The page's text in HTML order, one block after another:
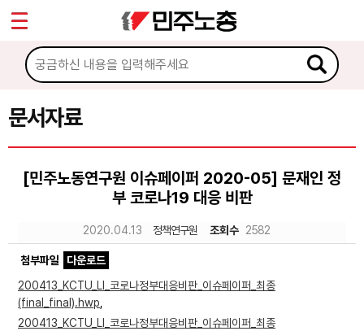
문서자료
[민주노동연구원 이슈페이퍼 2020-05] 문재인 정
부 코로나19 대응 비판
2020.04.13 정책연구원 조회수 2582
첨부파일
다운로드
200413_KCTU_LI_코로나정부대응비판_이슈페이퍼_최종
(final_final).hwp
200413_KCTU_LI_코로나정부대응비판_이슈페이퍼_최종
마이페이지
소개
소식
문서자료
이미지자료
미디어자료
Sketchbook5, 스케치북5
Sketchbook5, 스케치북5